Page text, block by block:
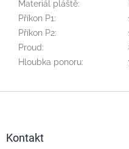
Materiál pláště:
Příkon P1:
Příkon P2:
Proud:
Hloubka ponoru:
Kontakt